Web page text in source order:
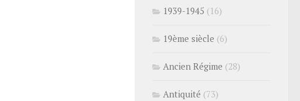
1939-1945 (16)
19ème siècle (6)
Ancien Régime (28)
Antiquité (73)